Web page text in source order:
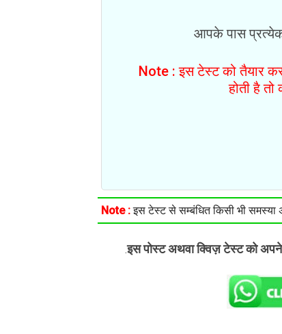
आपके पास
Note : इस टेस्ट को तैयार
होती है
Note :इस टेस्ट से सम्बंधित किसी भी
.इस पोस्ट अथवा क्विज़ टेस्ट को